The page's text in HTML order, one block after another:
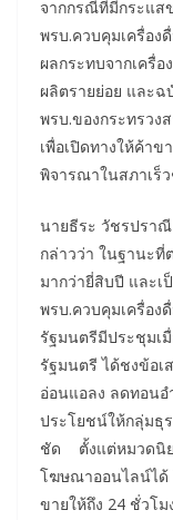
จากกรณีที่มีกระแ
พรบ.ควบคุมเครื่อง
ผลกระทบจากเครื่
ผลิตรายย่อย และฉ
พรบ.ของกระทรวง
เพื่อเปิดทางให้ค้าข
พิจารณาในสภาเร็
นายธีระ วัชรปราณี
กล่าวว่า ในฐานะ
มากว่ายี่สิบปี และ
พรบ.ควบคุมเครื่อง
รัฐมนตรีมีประชุมเ
รัฐมนตรี ได้ชงข้อ
อ่อนแอลง ลดทอนอ
ประโยชน์ให้กลุ่มธุ
ชัด ตั้งแต่หมวดนิย
โฆษณาออนไลน์ได้
ขายให้ถึง 24 ชั่วโ